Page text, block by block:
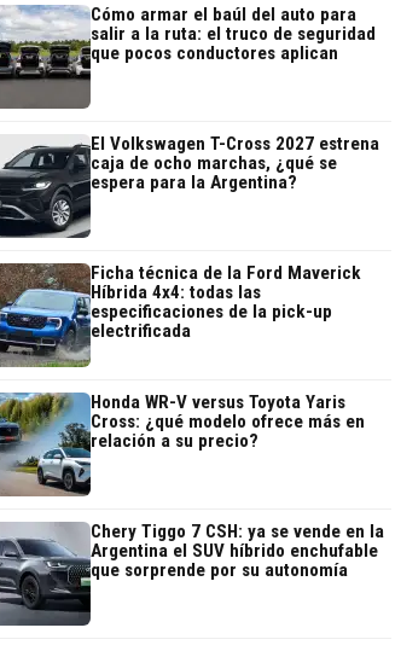
Cómo armar el baúl del auto para
salir a la ruta: el truco de seguridad
que pocos conductores aplican
El Volkswagen T-Cross 2027 estrena
caja de ocho marchas, ¿qué se
espera para la Argentina?
Ficha técnica de la Ford Maverick
Híbrida 4x4: todas las
especificaciones de la pick-up
electrificada
Honda WR-V versus Toyota Yaris
Cross: ¿qué modelo ofrece más en
relación a su precio?
Chery Tiggo 7 CSH: ya se vende en la
Argentina el SUV híbrido enchufable
que sorprende por su autonomía